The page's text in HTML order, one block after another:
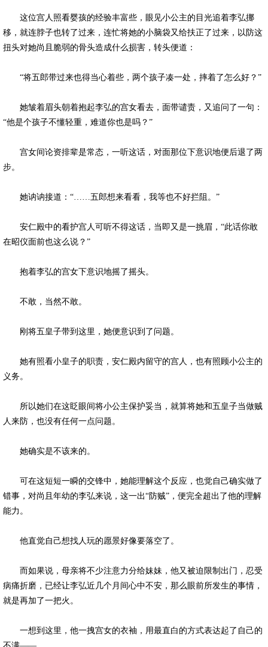
这位宫人照看婴孩的经验丰富些，眼见小公主的目光追着李弘挪
移，就连脖子也转了过来，连忙将她的小脑袋又给扶正了过来，以防这
扭头对她尚且脆弱的骨头造成什么损害，转头便道：
“将五郎带过来也得当心着些，两个孩子凑一处，摔着了怎么好？”
她皱着眉头朝着抱起李弘的宫女看去，面带谴责，又追问了一句：
“他是个孩子不懂轻重，难道你也是吗？”
宫女间论资排辈是常态，一听这话，对面那位下意识地便后退了两
步。
她讷讷接道：“……五郎想来看看，我等也不好拦阻。”
安仁殿中的看护宫人可听不得这话，当即又是一挑眉，“此话你敢
在昭仪面前也这么说？”
抱着李弘的宫女下意识地摇了摇头。
不敢，当然不敢。
刚将五皇子带到这里，她便意识到了问题。
她有照看小皇子的职责，安仁殿内留守的宫人，也有照顾小公主的
义务。
所以她们在这眨眼间将小公主保护妥当，就算将她和五皇子当做贼
人来防，也没有任何一点问题。
她确实是不该来的。
可在这短短一瞬的交锋中，她能理解这个反应，也觉自己确实做了
错事，对尚且年幼的李弘来说，这一出“防贼”，便完全超出了他的理解
能力。
他直觉自己想找人玩的愿景好像要落空了。
而如果说，母亲将不少注意力分给妹妹，他又被迫限制出门，忍受
病痛折磨，已经让李弘近几个月间心中不安，那么眼前所发生的事情，
就是再加了一把火。
一想到这里，他一拽宫女的衣袖，用最直白的方式表达起了自己的